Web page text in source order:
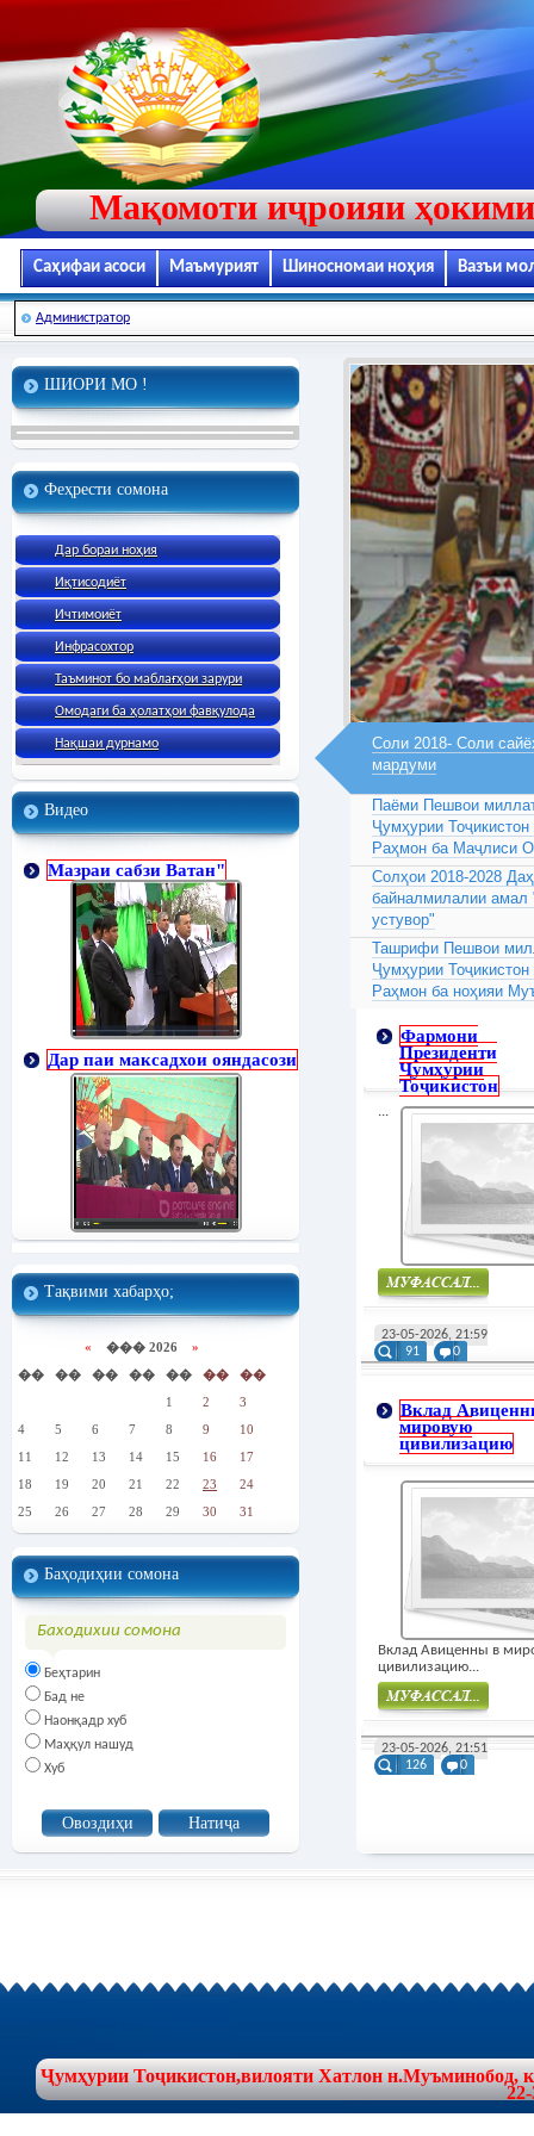
Мақомоти иҷроияи
Саҳифаи асоси Маъмурият Шиносномаи ноҳия Вазъи
Администратор
ШИОРИ МО !
Феҳрести сомона
Дар бораи ноҳия
Иқтисодиёт
Ичтимоиёт
Инфрасохтор
Таъминот бо маблағҳои зарури
Омодаги ба ҳолатҳои фавқулода
Нақшаи дурнамо
Видео
Мазраи сабзи Ватан"
Дар паи максадхои ояндасози
Тақвими хабарҳо;
« ��� 2026 »
��
�� �� �� �� ��
��
1
2
3
4
5 6 7 8 9
10
11
12 13 14 15 16
17
18
19 20 21 22 23
24
25
26 27 28 29 30 31
Баҳодиҳии сомона
Баходихии сомона
Беҳтарин
Бад не
Наонқадр хуб
Маҳқул нашуд
Хуб
Соли 2018- Соли
мардуми
Паёми Пешвои
Ҷумҳурии
Раҳмон ба Маҷлиси
Солҳои 2018-2028
байналмилалии
устувор"
Ташрифи Пешвои
Ҷумҳурии
Раҳмон ба ноҳияи
Фармони
Президенти
Ҷумҳурии
Тоҷикистон
...
23-05-2026, 21:59
91
0
Вклад
мировую
цивилизацию
Вклад Авиценны в
цивилизацию...
Муфасал
23-05-2026, 21:51
126
0
Ҷумҳурии Тоҷикистон,вилояти Хатлон н.Муъминобод,